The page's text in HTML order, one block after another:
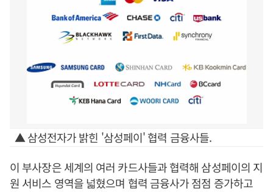
▲ 삼성전자가 밝힌 '삼성페이' 협력 금융사들.
이 부사장은 세계의 여러 카드사들과 협력해 삼성페이의 지
원 서비스 영역을 넓혔으며 협력 금융사가 점점 증가하고